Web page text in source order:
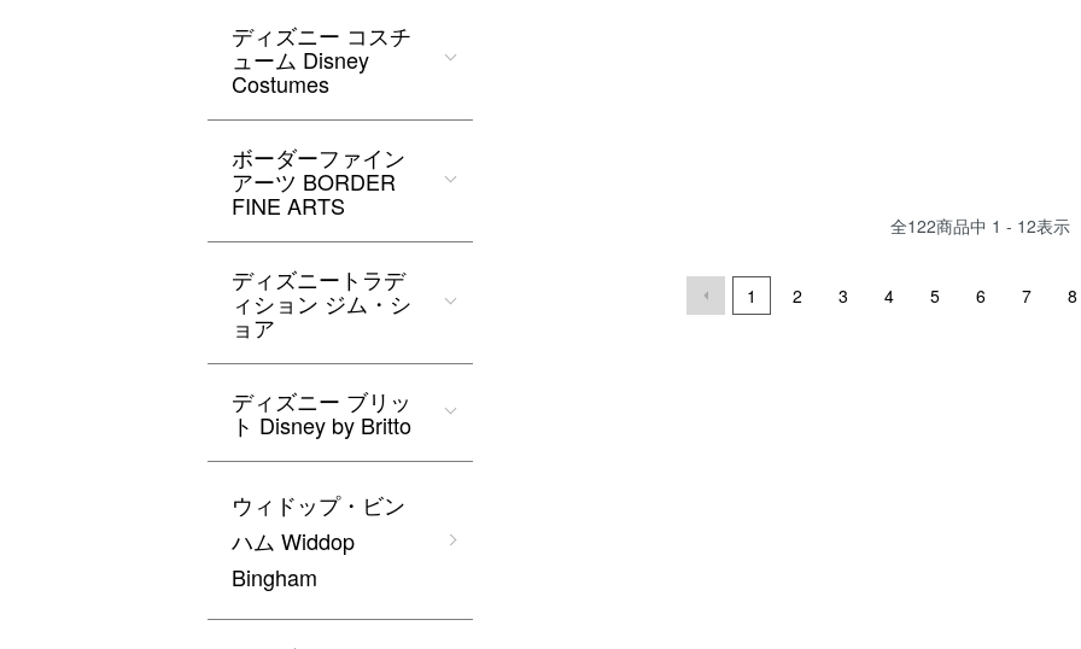
全122商品中 1 - 12表示
1 2 3 4 5 6 7 8
ディズニー コスチ
ューム Disney
Costumes
ボーダーファイン
アーツ BORDER
FINE ARTS
ディズニートラデ
ィション ジム・シ
ョア
ディズニー ブリッ
ト Disney by Britto
ウィドップ・ビン
ハム Widdop
Bingham